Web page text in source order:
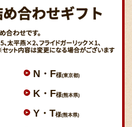
N・F様(東京都)
K・F様(熊本県)
Y・T様(熊本県)